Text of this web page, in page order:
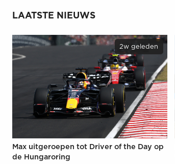
LAATSTE NIEUWS
2w geleden
Max uitgeroepen tot Driver of the Day op
de Hungaroring